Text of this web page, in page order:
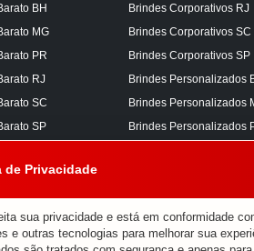
BH
MG
PR
RJ
SC
SP
MG
PR
Brindes Corporativos RJ
Brindes Corporativos SC
Brindes Corporativos SP
Brindes Personalizados
Brindes Personalizados
Brindes Personalizados
Brindes Personalizados
de Privacidade
sua privacidade e está em conformidade
e outras tecnologias para melhorar sua